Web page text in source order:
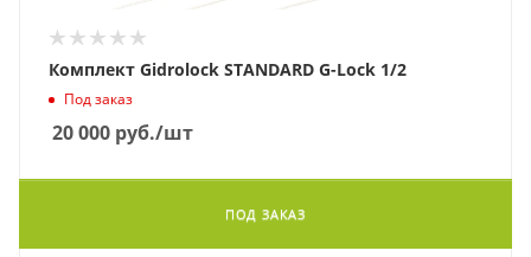
Комплект Gidrolock STANDARD G-Lock 1/2
Под заказ
20 000 руб./шт
ПОД ЗАКАЗ